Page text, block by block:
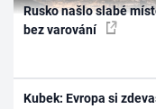
Rusko našlo slabé
bez varování
Kubek: Evropa si